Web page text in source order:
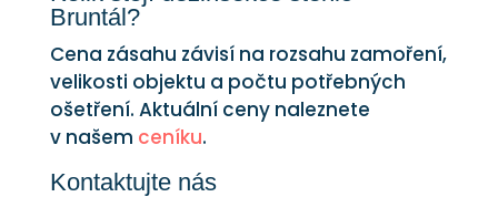
Bruntál?
Cena zásahu závisí na rozsahu zamoření,
velikosti objektu a počtu potřebných
ošetření. Aktuální ceny naleznete
v našem ceníku.
Kontaktujte nás